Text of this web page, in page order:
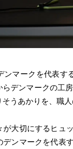
ンマークを代表
デンマークの工
うあかりを、職
が大切にするヒュ
デンマークを代表